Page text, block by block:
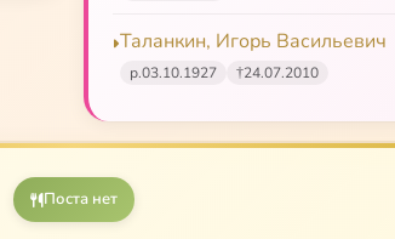
Таланкин, Игорь Васильевич
р.03.10.1927 †24.07.2010
Поста нет